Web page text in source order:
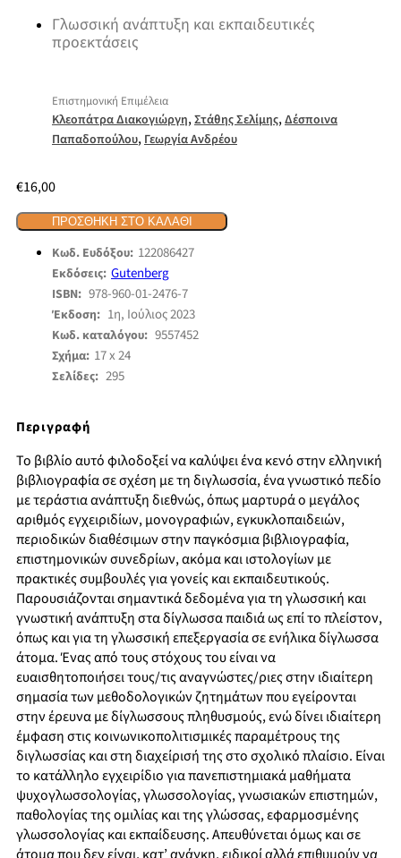
Γλωσσική ανάπτυξη και εκπαιδευτικές
προεκτάσεις
Επιστημονική Επιμέλεια
Κλεοπάτρα Διακογιώργη,Στάθης Σελίμης,Δέσποινα
Παπαδοπούλου,Γεωργία Ανδρέου
€16,00
ΠΡΟΣΘΉΚΗ ΣΤΟ ΚΑΛΆΘΙ
Κωδ. Ευδόξου: 122086427
Εκδόσεις: Gutenberg
ISBN: 978-960-01-2476-7
Έκδοση: 1η, Ιούλιος 2023
Κωδ. καταλόγου: 9557452
Σχήμα: 17 x 24
Σελίδες: 295
Περιγραφή
Το βιβλίο αυτό φιλοδοξεί να καλύψει ένα κενό στην ελληνική
βιβλιογραφία σε σχέση με τη διγλωσσία, ένα γνωστικό πεδίο
με τεράστια ανάπτυξη διεθνώς, όπως μαρτυρά ο μεγάλος
αριθμός εγχειριδίων, μονογραφιών, εγκυκλοπαιδειών,
περιοδικών διαθέσιμων στην παγκόσμια βιβλιογραφία,
επιστημονικών συνεδρίων, ακόμα και ιστολογίων με
πρακτικές συμβουλές για γονείς και εκπαιδευτικούς.
Παρουσιάζονται σημαντικά δεδομένα για τη γλωσσική και
γνωστική ανάπτυξη στα δίγλωσσα παιδιά ως επί το πλείστον,
όπως και για τη γλωσσική επεξεργασία σε ενήλικα δίγλωσσα
άτομα. Ένας από τους στόχους του είναι να
ευαισθητοποιήσει τους/τις αναγνώστες/ριες στην ιδιαίτερη
σημασία των μεθοδολογικών ζητημάτων που εγείρονται
στην έρευνα με δίγλωσσους πληθυσμούς, ενώ δίνει ιδιαίτερη
έμφαση στις κοινωνικοπολιτισμικές παραμέτρους της
διγλωσσίας και στη διαχείρισή της στο σχολικό πλαίσιο. Είναι
το κατάλληλο εγχειρίδιο για πανεπιστημιακά μαθήματα
ψυχογλωσσολογίας, γλωσσολογίας, γνωσιακών επιστημών,
παθολογίας της ομιλίας και της γλώσσας, εφαρμοσμένης
γλωσσολογίας και εκπαίδευσης. Απευθύνεται όμως και σε